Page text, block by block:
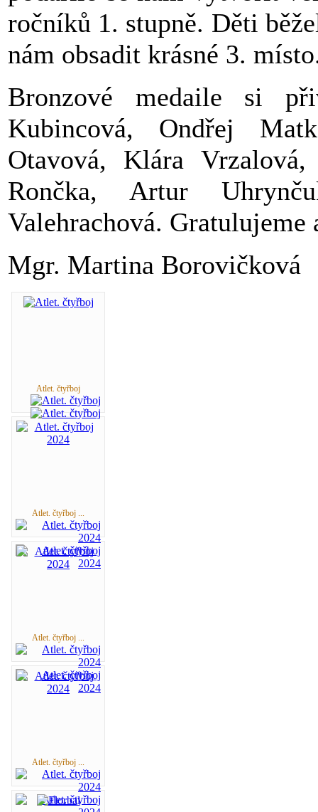
ročníků 1. stupně. Děti
nám obsadit krásné 3.
Bronzové medaile si
Kubincová, Ondřej
Otavová, Klára
Rončka, Artur
Valehrachová.
Mgr. Martina Borovičková
Atlet. čtyřboj
Atlet. čtyřboj ...
Atlet. čtyřboj ...
Atlet. čtyřboj ...